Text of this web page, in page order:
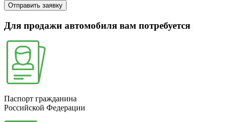
Отправить заявку
Для продажи автомобиля вам потребуется
Паспорт гражданина
Российской Федерации